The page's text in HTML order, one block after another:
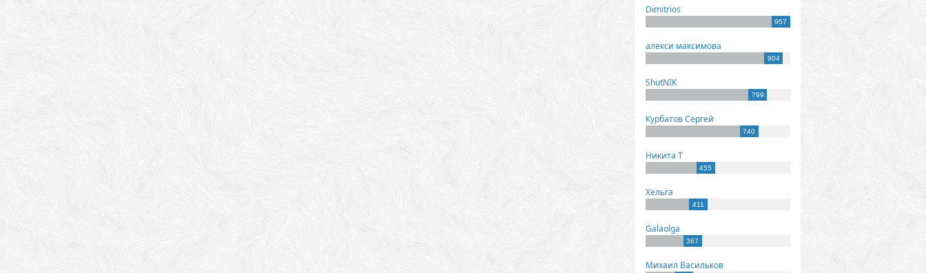
Dimitrios
957
алекси максимова
904
ShutNIK
799
Курбатов Сергей
740
Никита Т
455
Хельга
411
Galaolga
367
Михаил Васильков